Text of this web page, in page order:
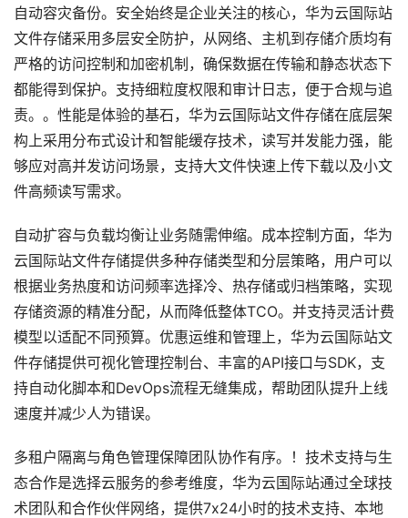
自动容灾备份。安全始终是企业关注的核心，华为云国际站
文件存储采用多层安全防护，从网络、主机到存储介质均有
严格的访问控制和加密机制，确保数据在传输和静态状态下
都能得到保护。支持细粒度权限和审计日志，便于合规与追
责。。性能是体验的基石，华为云国际站文件存储在底层架
构上采用分布式设计和智能缓存技术，读写并发能力强，能
够应对高并发访问场景，支持大文件快速上传下载以及小文
件高频读写需求。
自动扩容与负载均衡让业务随需伸缩。成本控制方面，华为
云国际站文件存储提供多种存储类型和分层策略，用户可以
根据业务热度和访问频率选择冷、热存储或归档策略，实现
存储资源的精准分配，从而降低整体TCO。并支持灵活计费
模型以适配不同预算。优惠运维和管理上，华为云国际站文
件存储提供可视化管理控制台、丰富的API接口与SDK，支
持自动化脚本和DevOps流程无缝集成，帮助团队提升上线
速度并减少人为错误。
多租户隔离与角色管理保障团队协作有序。！技术支持与生
态合作是选择云服务的参考维度，华为云国际站通过全球技
术团队和合作伙伴网络，提供7x24小时的技术支持、本地